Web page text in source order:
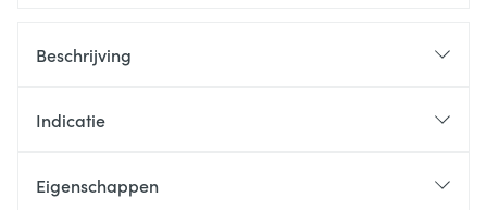
Beschrijving
Indicatie
Eigenschappen